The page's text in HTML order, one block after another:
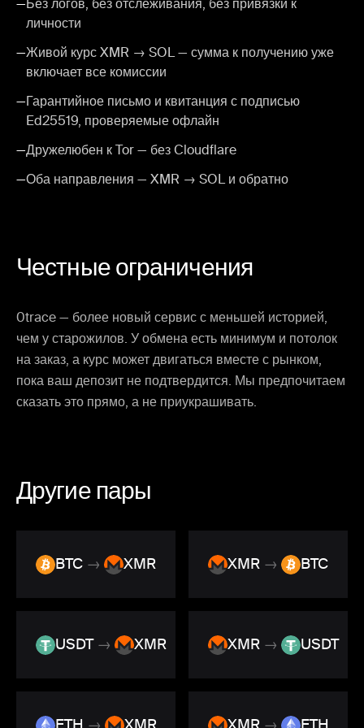
—Без логов, без отслеживания, без привязки к
личности
—Живой курс XMR → SOL — сумма к получению уже
включает все комиссии
—Гарантийное письмо и квитанция с подписью
Ed25519, проверяемые офлайн
—Дружелюбен к Tor — без Cloudflare
—Оба направления — XMR → SOL и обратно
Честные ограничения
0trace — более новый сервис с меньшей историей,
чем у старожилов. У обмена есть минимум и потолок
на заказ, а курс может двигаться вместе с рынком,
пока ваш депозит не подтвердится. Мы предпочитаем
сказать это прямо, а не приукрашивать.
Другие пары
BTC → XMR XMR → BTC
USDT → XMR XMR → USDT